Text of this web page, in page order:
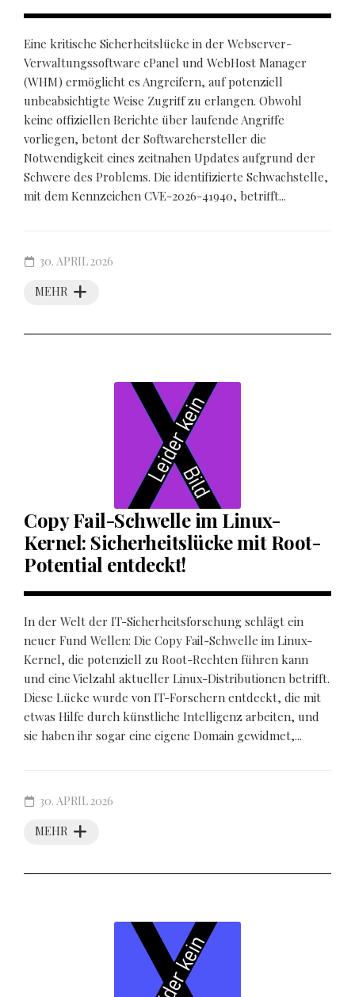
Eine kritische Sicherheitslücke in der Webserver-
Verwaltungssoftware cPanel und WebHost Manager
(WHM) ermöglicht es Angreifern, auf potenziell
unbeabsichtigte Weise Zugriff zu erlangen. Obwohl
keine offiziellen Berichte über laufende Angriffe
vorliegen, betont der Softwarehersteller die
Notwendigkeit eines zeitnahen Updates aufgrund der
Schwere des Problems. Die identifizierte Schwachstelle,
mit dem Kennzeichen CVE-2026-41940, betrifft...
MEHR
30. APRIL 2026
Copy Fail-Schwelle im Linux-
Kernel: Sicherheitslücke mit Root-
Potential entdeckt!
In der Welt der IT-Sicherheitsforschung schlägt ein
neuer Fund Wellen: Die Copy Fail-Schwelle im Linux-
Kernel, die potenziell zu Root-Rechten führen kann
und eine Vielzahl aktueller Linux-Distributionen betrifft.
Diese Lücke wurde von IT-Forschern entdeckt, die mit
etwas Hilfe durch künstliche Intelligenz arbeiten, und
sie haben ihr sogar eine eigene Domain gewidmet,...
MEHR
30. APRIL 2026